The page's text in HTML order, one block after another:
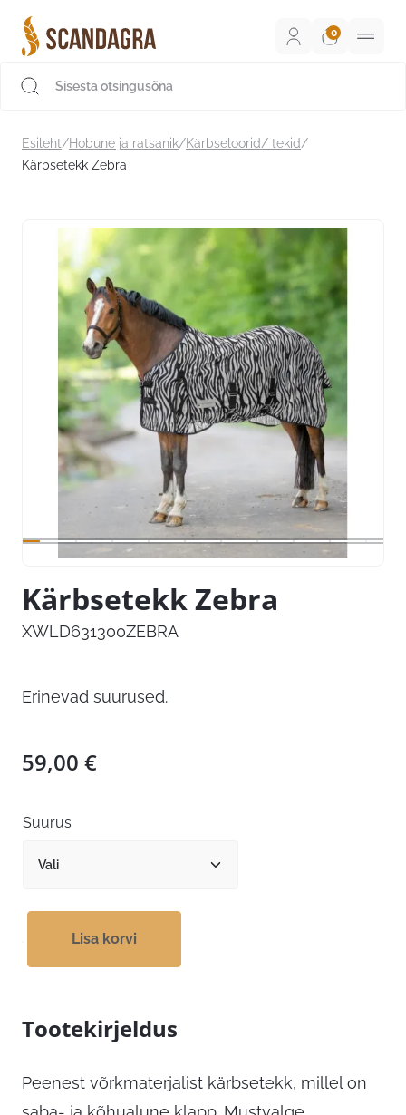
sisu
juurde
Esileht/Hobune ja ratsanik/Kärbseloorid/ tekid/
Kärbsetekk Zebra
Kärbsetekk Zebra
XWLD631300ZEBRA
Erinevad suurused.
59,00 €
Suurus
Lisa korvi
Tootekirjeldus
Peenest võrkmaterjalist kärbsetekk, millel on